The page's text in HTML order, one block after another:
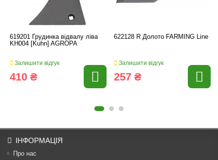
619201 Грудинка відвалу ліва
KH004 [Kuhn] AGROPA
Залишити відгук
410 ₴
622128 R Долото FARMING Line
Залишити відгук
257 ₴
ІНФОРМАЦІЯ
Про нас